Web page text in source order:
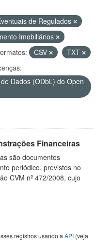
de Regulados
Imobiliários
CSV
TXT
Dados (ODbL) do Open
Financeiras
são documentos
periódico, previstos no
CVM nº 472/2008, cujo
registros usando a API (veja